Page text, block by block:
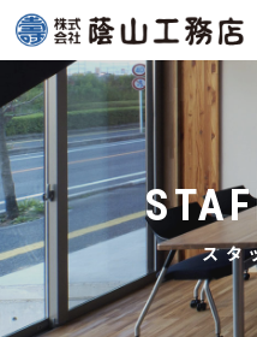
Skip
to
content
スタ